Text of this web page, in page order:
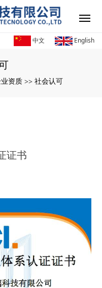
中文 English
资质 >> 社会认可
证书